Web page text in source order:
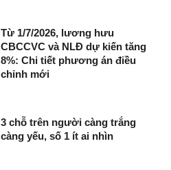
Từ 1/7/2026, lương hưu
CBCCVC và NLĐ dự kiến tăng
8%: Chi tiết phương án điều
chỉnh mới
3 chỗ trên người càng trắng
càng yếu, số 1 ít ai nhìn